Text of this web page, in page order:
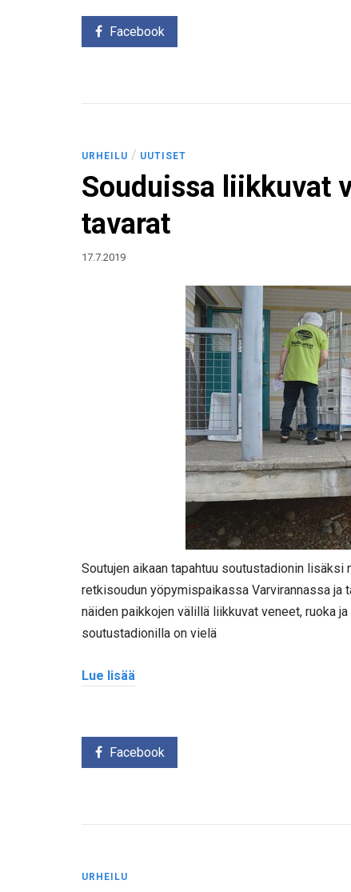
Facebook
URHEILU / UUTISET
Souduissa liikkuvat
tavarat
17.7.2019
Soutujen aikaan tapahtuu soutustadionin
retkisoudun yöpymispaikassa Varvirannassa
näiden paikkojen välillä liikkuvat veneet, ruoka
soutustadionilla on vielä
Lue lisää
Facebook
URHEILU